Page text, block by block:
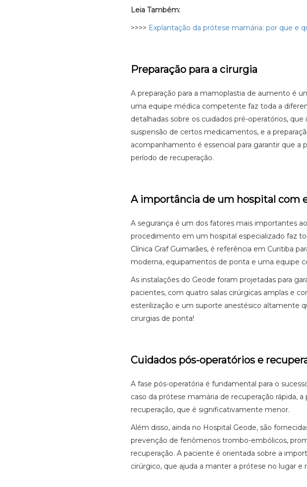
Leia Também:
>>>> Explantação da prótese mamária: por que e
Preparação para a cirurgia
A preparação para a mamoplastia de aumento é
uma equipe médica competente faz toda a
detalhadas sobre os cuidados pré-operatórios,
suspensão de certos medicamentos, e a
acompanhamento é essencial para garantir que a
período de recuperação.
A importância de um hospital com
A segurança é um dos fatores mais importantes
procedimento em um hospital especializado faz
Clínica Graf Guimarães, é referência em Curitiba
moderna, equipamentos de ponta e uma equipe
As instalações do Geode foram projetadas para
pacientes, com quatro salas cirúrgicas amplas e
esterilização e um suporte anestésico altamente
cirurgias de ponta!
Cuidados pós-operatórios e
A fase pós-operatória é fundamental para o
caso da prótese mamária de recuperação rápida,
recuperação, que é significativamente menor.
Além disso, ainda no Hospital Geode, são
prevenção de fenômenos trombo-embólicos,
recuperação. A paciente é orientada sobre a
cirúrgico, que ajuda a manter a prótese no lugar e